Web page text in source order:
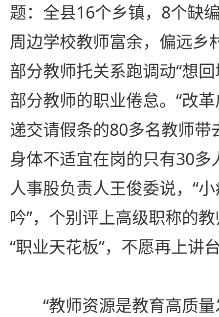
题：全县16个乡镇，8个缺
周边学校教师富余，偏远乡
部分教师托关系跑调动“想回
部分教师的职业倦怠。“改
递交请假条的80多名教师带
身体不适宜在岗的只有30多
人事股负责人王俊委说，“
吟”，个别评上高级职称的
“职业天花板”，不愿再上讲
“教师资源是教育高质量